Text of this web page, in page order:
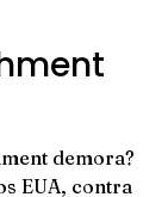
demora?
EUA, contra